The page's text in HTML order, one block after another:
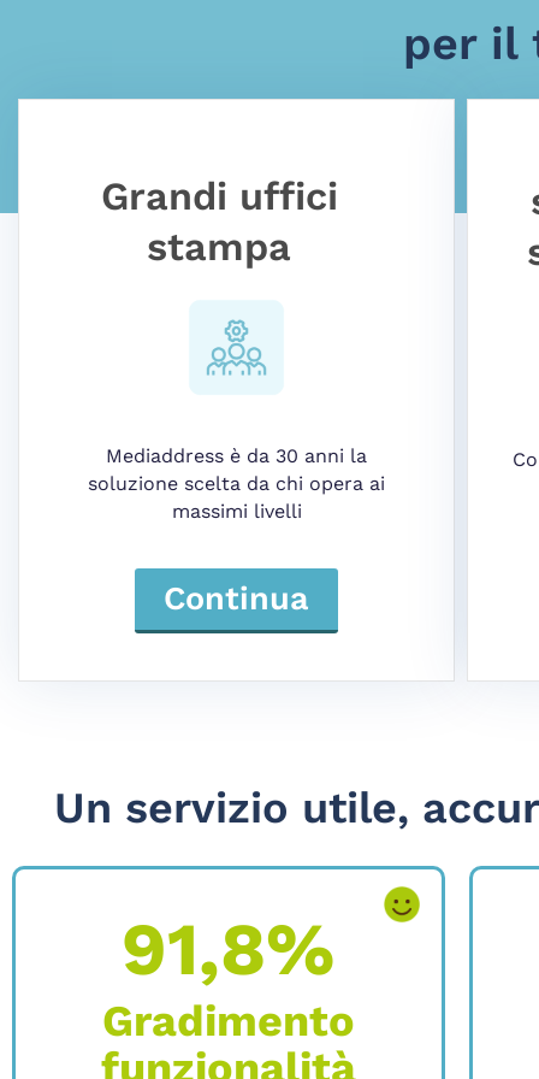
per il
Grandi uffici
stampa
Mediaddress è da 30 anni la
soluzione scelta da chi opera ai
massimi livelli
Continua
Un servizio utile,
91,8%
Gradimento
funzionalità